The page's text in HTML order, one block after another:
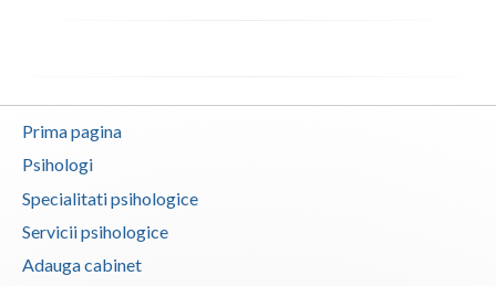
Prima pagina
Psihologi
Specialitati psihologice
Servicii psihologice
Adauga cabinet